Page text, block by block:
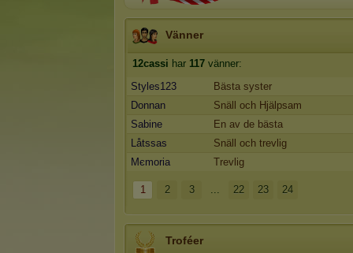
Vänner
12cassi har 117 vänner:
Styles123
Bästa syster
Donnan
Snäll och Hjälpsam
Sabine
En av de bästa
Låtssas
Snäll och trevlig
Mєmoria
Trevlig
1 2 3 ... 22 23 24
Troféer